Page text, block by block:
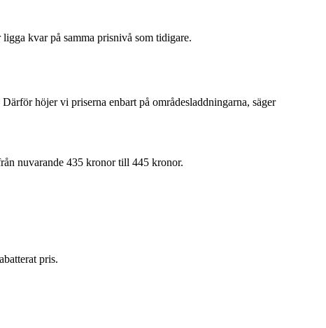
kvar på samma prisnivå som tidigare.
höjer vi priserna enbart på områdesladdningarna, säger
nuvarande 435 kronor till 445 kronor.
pris.